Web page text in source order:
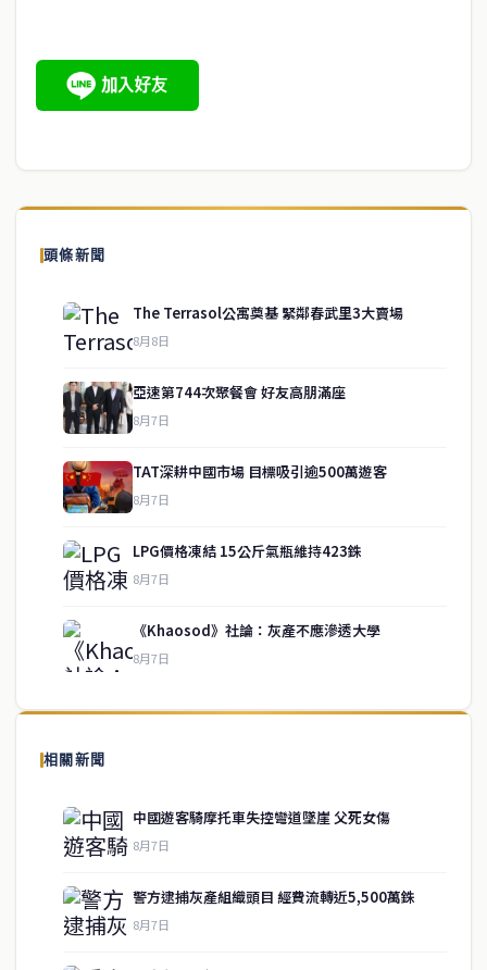
頭條新聞
The Terrasol公寓奠基 緊鄰春武里3大賣場
8月8日
亞速第744次聚餐會 好友高朋滿座
8月7日
TAT深耕中國市場 目標吸引逾500萬遊客
8月7日
LPG價格凍結 15公斤氣瓶維持423銖
8月7日
《Khaosod》社論：灰產不應滲透大學
8月7日
相關新聞
中國遊客騎摩托車失控彎道墜崖 父死女傷
8月7日
警方逮捕灰產組織頭目 經費流轉近5,500萬銖
8月7日
關於我們
泰國中文新聞（TCN）是一家總部設於曼谷的中文新聞媒體，致力於
供即時、客觀、多元的中文新聞內容。
service@thaichinesenews.com